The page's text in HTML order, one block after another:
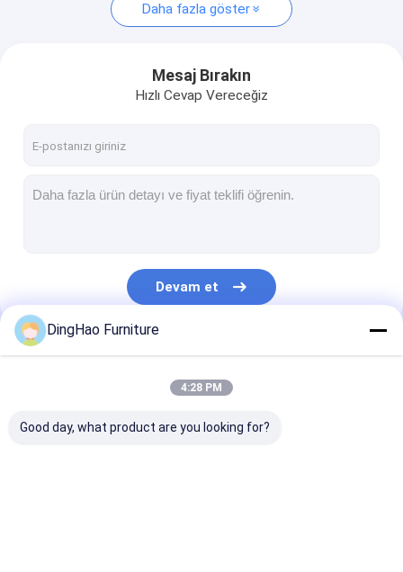
Şimdi konuşalım.
Ticari kulüp mobilyaları
Yemek odası mobilyaları
Daha fazla göster
Mesaj Bırakın
Hızlı Cevap Vereceğiz
Devam et
Kategorilerimiz
DingHao Furniture
4:28 PM
Good day, what product are you looking for?